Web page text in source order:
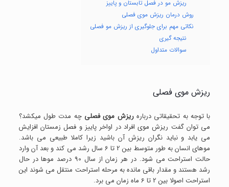
ریزش مو در فصل تابستان و پاییز
روش درمان ریزش موی فصلی
نکاتی مهم برای جلوگیری از ریزش مو فصلی
نتیجه گیری
سوالات متداول
ریزش موی فصلی
با توجه به تحقیقاتی دربارهریزش موی فصلی چه مدت طول میکشد؟
می توان گفت ریزش موی افراد در اواخر پاییز و فصل زمستان افزایش
می یابد و نباید نگران ریزش آن باشید زیرا کاملا طبیعی می باشد.
موهای انسان به طور متوسط بین 2 تا 6 سال رشد می کند و بعد آن وارد
حالت استراحت می شود. در هر زمان از سال 90 درصد موها در حال
رشد هستند و مقدار باقی مانده به مرحله استراحت منتقل می شوند این
استراحت اصولا بین 2 تا 6 ماه زمان می برد.